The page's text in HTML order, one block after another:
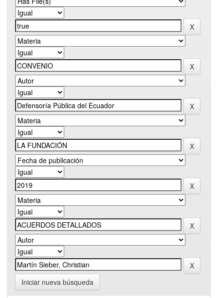
Iniciar nueva búsqueda